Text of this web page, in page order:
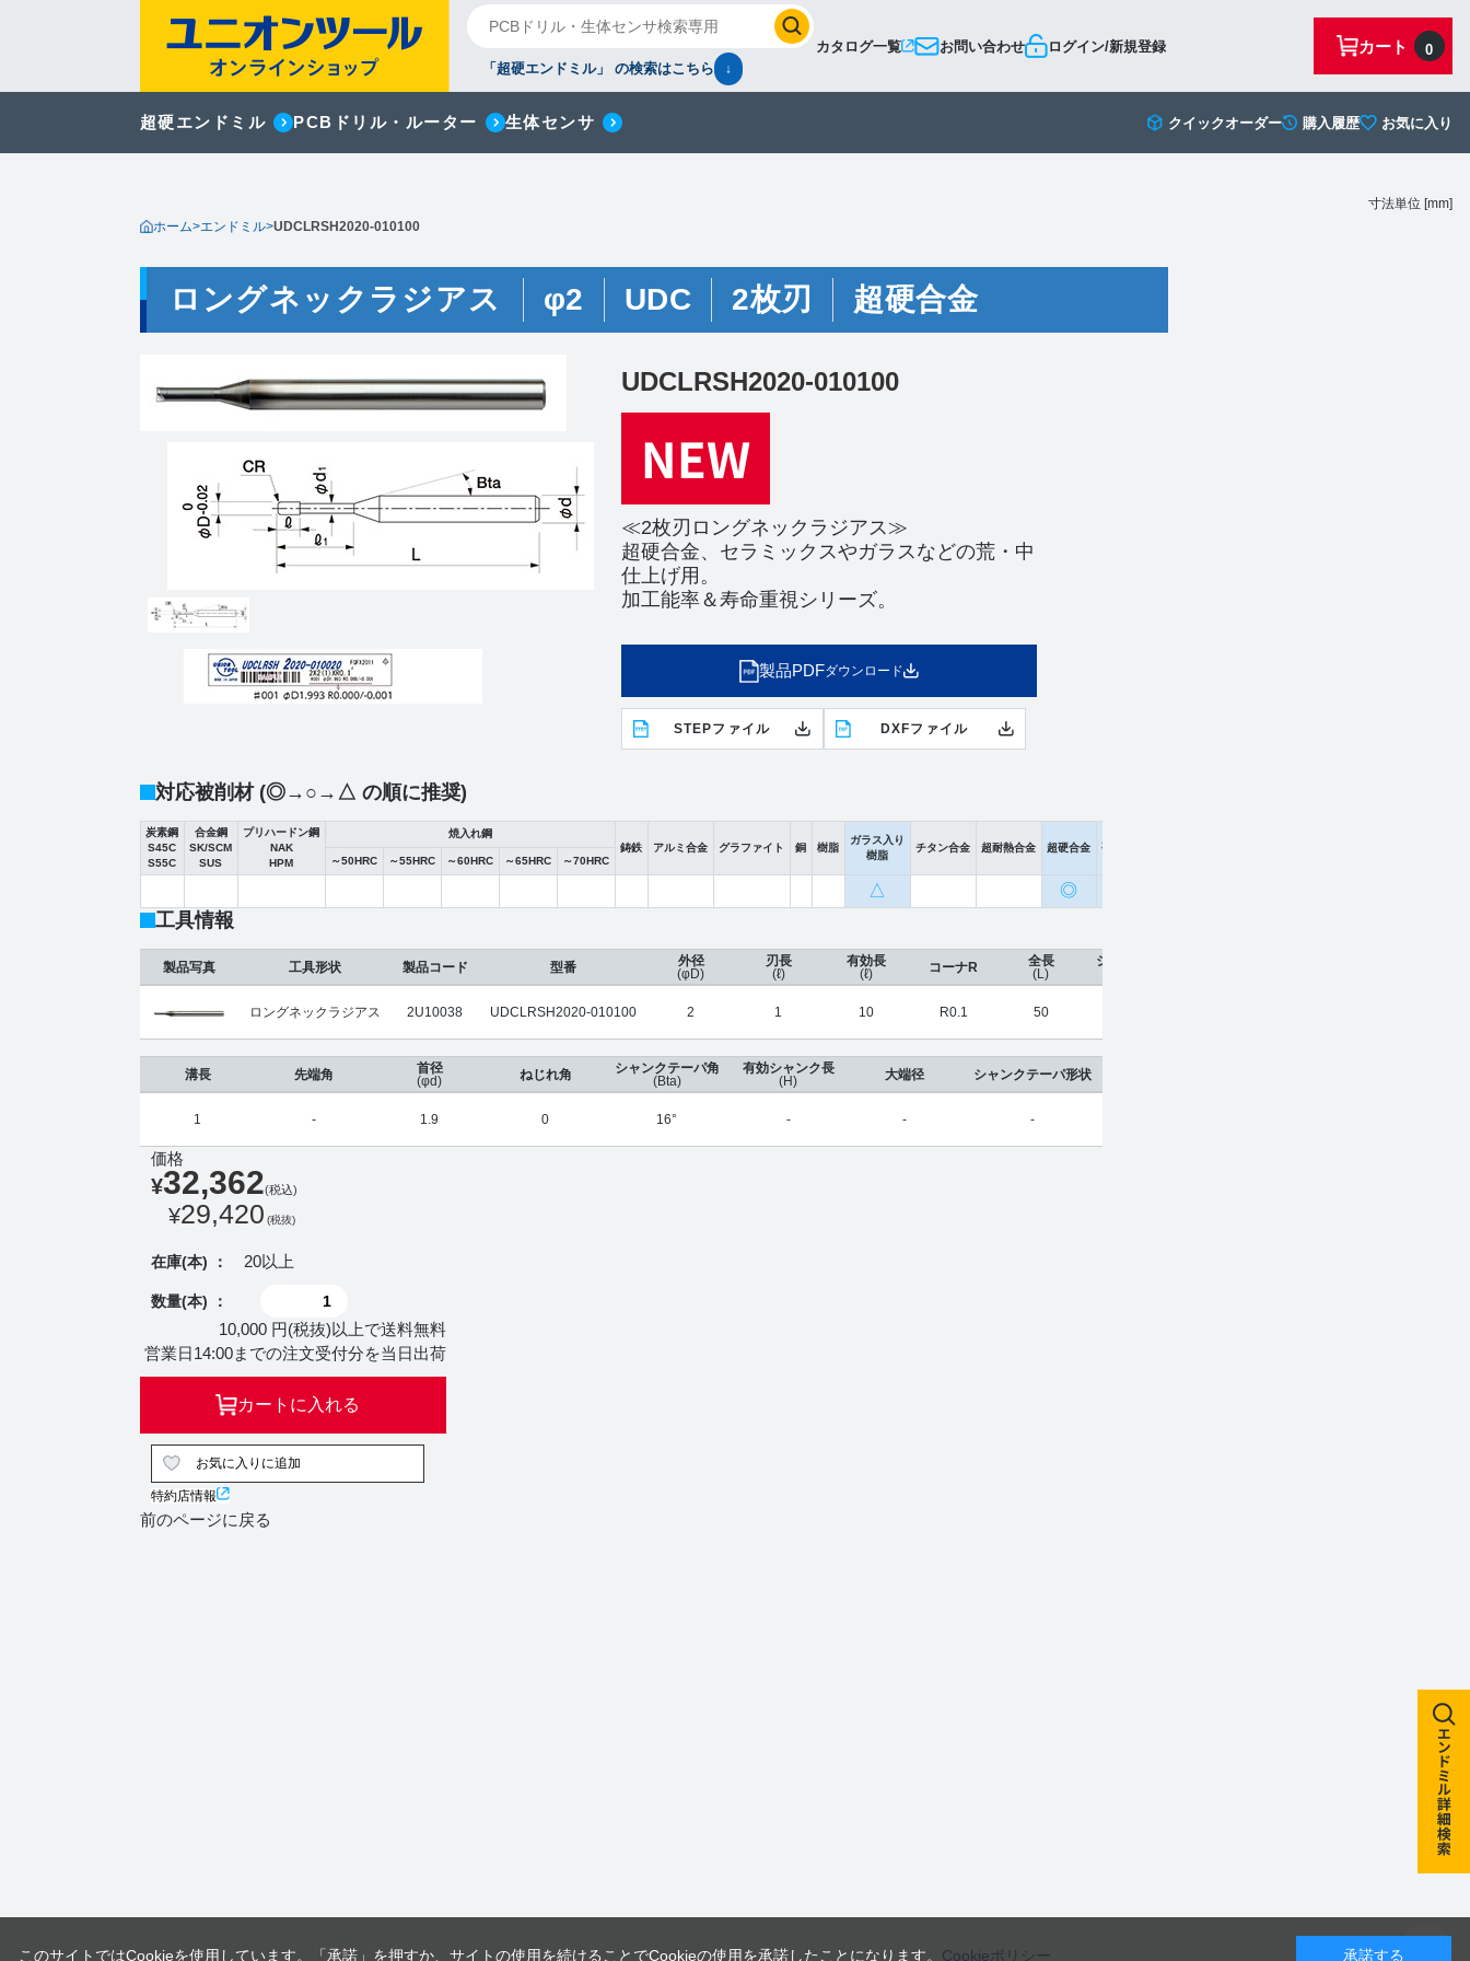
カタログ一覧 お問い合わせ ログイン/新規登録 0
カート
「超硬エンドミル」 の検索はこちら ↓
超硬エンドミル PCBドリル・ルーター 生体センサ クイックオーダー 購入履歴 お気に入り
ホーム>エンドミル>UDCLRSH2020-010100
ロングネックラジアス φ2 UDC 2枚刃 超硬合金
UDCLRSH2020-010100
≪2枚刃ロングネックラジアス≫
超硬合金、セラミックスやガラスなどの荒・中
仕上げ用。
加工能率＆寿命重視シリーズ。
製品PDFダウンロード
STEPファイル DXFファイル
対応被削材 (◎→○→△ の順に推奨)
炭素鋼
S45C
S55C
合金鋼
SK/SCM
SUS
プリハードン鋼
NAK
HPM
焼入れ鋼
鋳鉄
アルミ合金 グラファイト 銅 樹脂
ガラス入り
樹脂
チタン合金 超耐熱合金 超硬合金
硬脆材
～50HRC
～55HRC ～60HRC ～65HRC ～70HRC
△ ◎
工具情報
寸法単位 [mm]
製品写真 工具形状
ロングネックラジアス
製品コード
2U10038
型番
UDCLRSH2020-010100
外径
(φD)
2
刃長
(ℓ)
1
有効長
(ℓ)
10
コーナR
R0.1
全長
(L)
50
シャンク径
溝長
1
先端角
-
首径
(φd)
1.9
ねじれ角
0
シャンクテーパ角
(Bta)
16°
有効シャンク長
(H)
-
大端径
-
シャンクテーパ形状
-
価格
¥32,362(税込)
¥29,420 (税抜)
在庫(本) ： 20以上
数量(本) ：
10,000 円(税抜)以上で送料無料
営業日14:00までの注文受付分を当日出荷
カートに入れる
お気に入りに追加
特約店情報
前のページに戻る
このサイトではCookieを使用しています。「承諾」を押すか、サイトの使用を続けることでCookieの使用を承諾したことになります。 Cookieポリシー 承諾する